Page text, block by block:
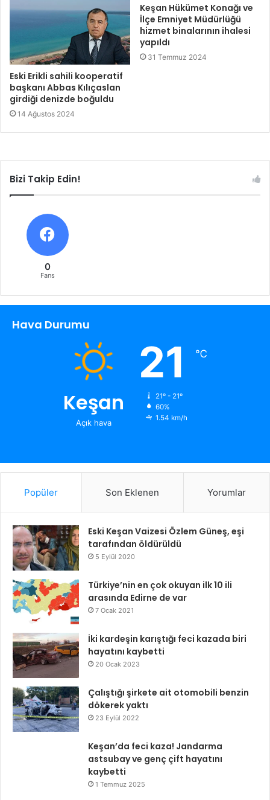
Eski Erikli sahili kooperatif
başkanı Abbas Kılıçaslan
girdiği denizde boğuldu
14 Ağustos 2024
Keşan Hükümet Konağı ve
İlçe Emniyet Müdürlüğü
hizmet binalarının ihalesi
yapıldı
31 Temmuz 2024
Bizi Takip Edin!
0
Fans
Hava Durumu
Keşan
Açık hava
21 ℃
21º - 21º
60%
1.54 km/h
Popüler Son Eklenen Yorumlar
Eski Keşan Vaizesi Özlem Güneş, eşi
tarafından öldürüldü
5 Eylül 2020
Türkiye’nin en çok okuyan ilk 10 ili
arasında Edirne de var
7 Ocak 2021
İki kardeşin karıştığı feci kazada biri
hayatını kaybetti
20 Ocak 2023
Çalıştığı şirkete ait otomobili benzin
dökerek yaktı
23 Eylül 2022
Keşan’da feci kaza! Jandarma
astsubay ve genç çift hayatını
kaybetti
1 Temmuz 2025